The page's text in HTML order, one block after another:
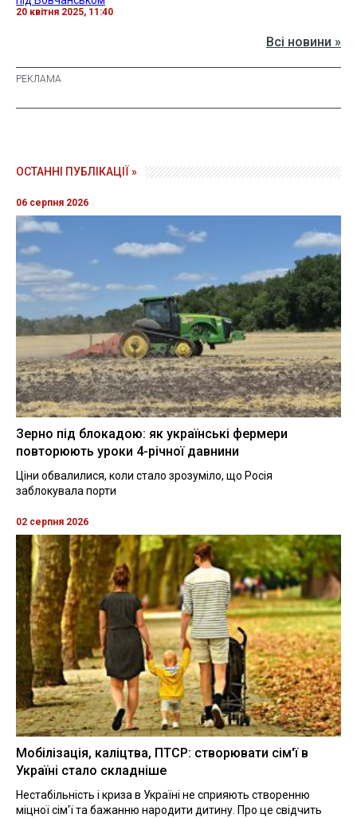
20 квітня 2025, 11:40
Всі новини »
ОСТАННІ ПУБЛІКАЦІЇ »
06 серпня 2026
Зерно під блокадою: як українські фермери
повторюють уроки 4-річної давнини
Ціни обвалилися, коли стало зрозуміло, що Росія
заблокувала порти
02 серпня 2026
Мобілізація, каліцтва, ПТСР: створювати сім'ї в
Україні стало складніше
Нестабільність і криза в Україні не сприяють створенню
міцної сім'ї та бажанню народити дитину. Про це свідчить